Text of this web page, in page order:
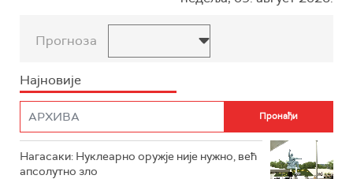
Прогноза
Најновије
Нагасаки: Нуклеарно оружје није нужно, већ
апсолутно зло